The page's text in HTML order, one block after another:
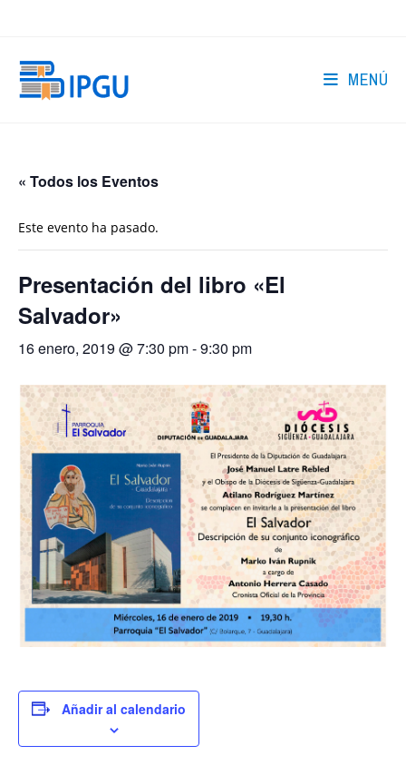
MENÚ
« Todos los Eventos
Este evento ha pasado.
Presentación del libro «El
Salvador»
16 enero, 2019 @ 7:30 pm-9:30 pm
Añadir al calendario